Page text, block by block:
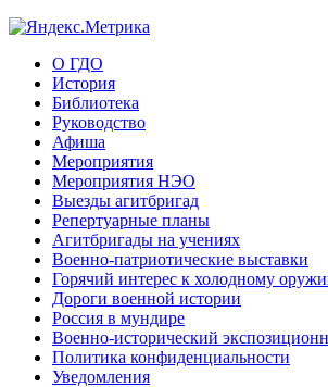
О ГДО
История
Библиотека
Руководство
Афиша
Мероприятия
Мероприятия НЭО
Выезды агитбригад
Репертуарные планы
Агитбригады на учениях
Военно-патриотические выставки
Горячий интерес к холодному
Дороги военной истории
Россия в мундире
Военно-исторический
Политика конфиденциальности
Уведомления